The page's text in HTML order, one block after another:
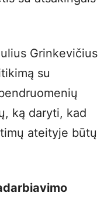
Grinkevičius
su
ką daryti, kad
ateityje būtų